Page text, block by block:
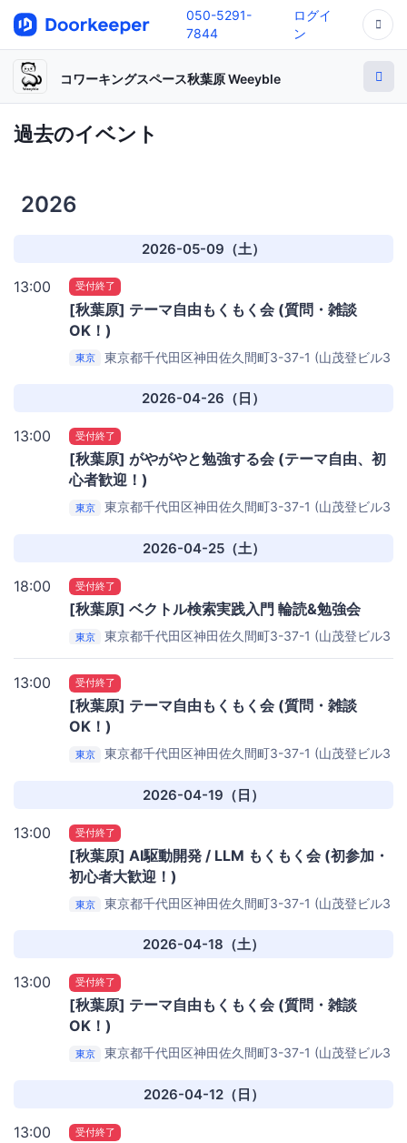
050-5291-
7844
ログイ
ン
コワーキングスペース秋葉原 Weeyble
過去のイベント
2026
2026-05-09（土）
13:00 受付終了
[秋葉原] テーマ自由もくもく会 (質問・雑談
OK！)
東京
東京都千代田区神田佐久間町3-37-1 (山茂登ビル3
2026-04-26（日）
13:00 受付終了
[秋葉原] がやがやと勉強する会 (テーマ自由、初
心者歓迎！)
東京
東京都千代田区神田佐久間町3-37-1 (山茂登ビル3
2026-04-25（土）
18:00 受付終了
[秋葉原] ベクトル検索実践入門 輪読&勉強会
東京
東京都千代田区神田佐久間町3-37-1 (山茂登ビル3
13:00 受付終了
[秋葉原] テーマ自由もくもく会 (質問・雑談
OK！)
東京
東京都千代田区神田佐久間町3-37-1 (山茂登ビル3
2026-04-19（日）
13:00 受付終了
[秋葉原] AI駆動開発 / LLM もくもく会 (初参加・
初心者大歓迎！)
東京
東京都千代田区神田佐久間町3-37-1 (山茂登ビル3
2026-04-18（土）
13:00 受付終了
[秋葉原] テーマ自由もくもく会 (質問・雑談
OK！)
東京
東京都千代田区神田佐久間町3-37-1 (山茂登ビル3
2026-04-12（日）
13:00 受付終了